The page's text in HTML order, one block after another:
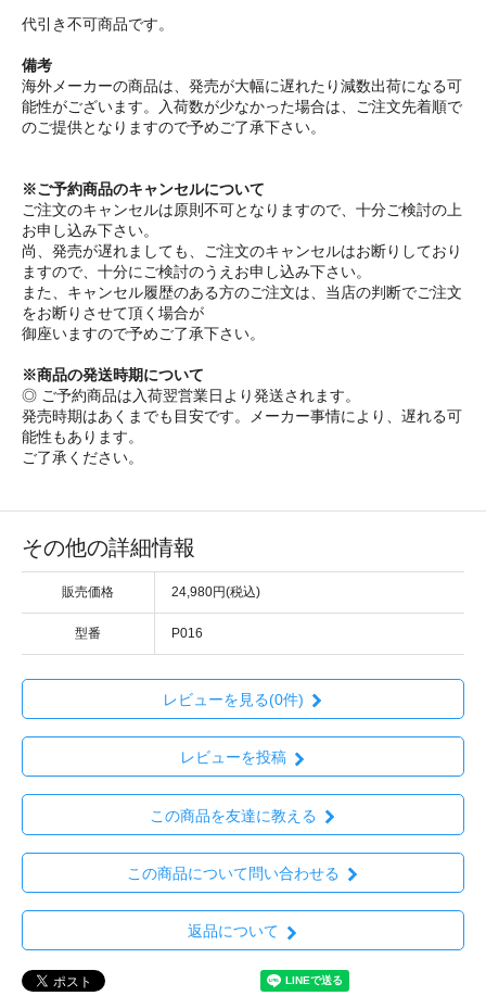
代引き不可商品です。
備考
海外メーカーの商品は、発売が大幅に遅れたり減数出荷になる可
能性がございます。入荷数が少なかった場合は、ご注文先着順で
のご提供となりますので予めご了承下さい。
※ご予約商品のキャンセルについて
ご注文のキャンセルは原則不可となりますので、十分ご検討の上
お申し込み下さい。
尚、発売が遅れましても、ご注文のキャンセルはお断りしており
ますので、十分にご検討のうえお申し込み下さい。
また、キャンセル履歴のある方のご注文は、当店の判断でご注文
をお断りさせて頂く場合が
御座いますので予めご了承下さい。
※商品の発送時期について
◎ ご予約商品は入荷翌営業日より発送されます。
発売時期はあくまでも目安です。メーカー事情により、遅れる可
能性もあります。
ご了承ください。
その他の詳細情報
販売価格 24,980円(税込)
型番 P016
レビューを見る(0件)
レビューを投稿
この商品を友達に教える
この商品について問い合わせる
返品について